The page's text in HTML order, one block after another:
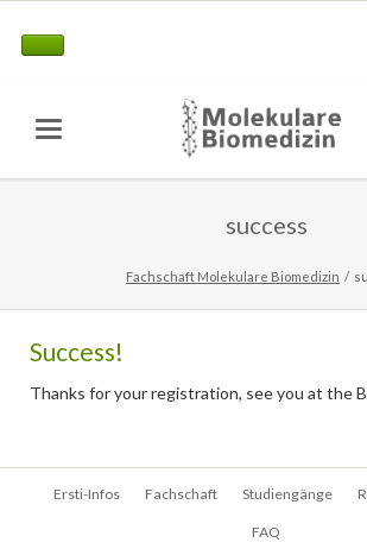
success
Fachschaft Molekulare Biomedizin
Success!
Thanks for your registration, see you at the
Navigation
Ersti-Infos Fachschaft Studiengänge
FAQ